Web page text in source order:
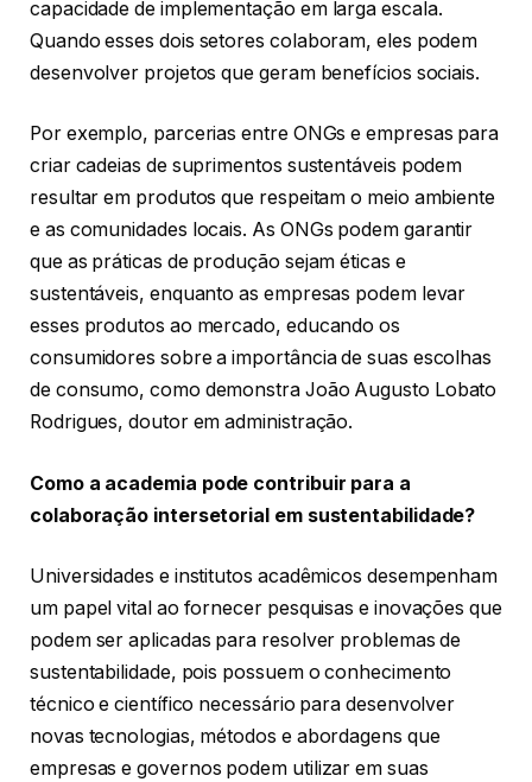
capacidade de implementação em larga escala.
Quando esses dois setores colaboram, eles podem
desenvolver projetos que geram benefícios sociais.
Por exemplo, parcerias entre ONGs e empresas para
criar cadeias de suprimentos sustentáveis podem
resultar em produtos que respeitam o meio ambiente
e as comunidades locais. As ONGs podem garantir
que as práticas de produção sejam éticas e
sustentáveis, enquanto as empresas podem levar
esses produtos ao mercado, educando os
consumidores sobre a importância de suas escolhas
de consumo, como demonstra João Augusto Lobato
Rodrigues, doutor em administração.
Como a academia pode contribuir para a
colaboração intersetorial em sustentabilidade?
Universidades e institutos acadêmicos desempenham
um papel vital ao fornecer pesquisas e inovações que
podem ser aplicadas para resolver problemas de
sustentabilidade, pois possuem o conhecimento
técnico e científico necessário para desenvolver
novas tecnologias, métodos e abordagens que
empresas e governos podem utilizar em suas